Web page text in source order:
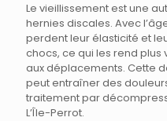
Le vieillissement est une
hernies discales. Avec
perdent leur élasticité et
chocs, ce qui les rend plus
aux déplacements. Cette
peut entraîner des
traitement par
L’Île-Perrot.